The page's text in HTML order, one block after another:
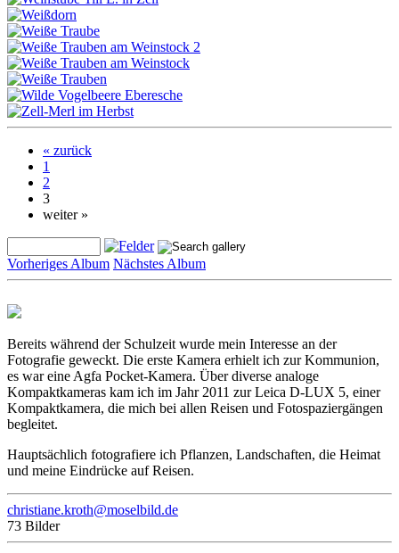
« zurück
1
2
3
weiter »
Vorheriges Album Nächstes Album
Bereits während der Schulzeit wurde mein Interesse an der
Fotografie geweckt. Die erste Kamera erhielt ich zur Kommunion,
es war eine Agfa Pocket-Kamera. Über diverse analoge
Kompaktkameras kam ich im Jahr 2011 zur Leica D-LUX 5, einer
Kompaktkamera, die mich bei allen Reisen und Fotospaziergängen
begleitet.
Hauptsächlich fotografiere ich Pflanzen, Landschaften, die Heimat
und meine Eindrücke auf Reisen.
christiane.kroth@moselbild.de
73 Bilder